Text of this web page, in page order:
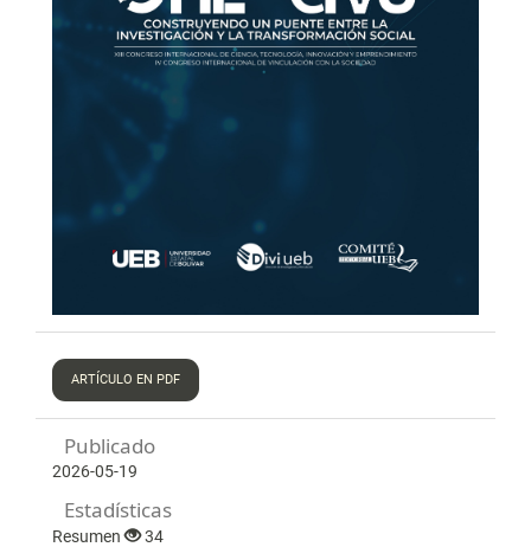
ARTÍCULO EN PDF
Publicado
2026-05-19
Estadísticas
Resumen 34